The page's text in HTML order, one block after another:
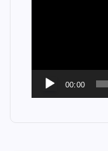
00:00